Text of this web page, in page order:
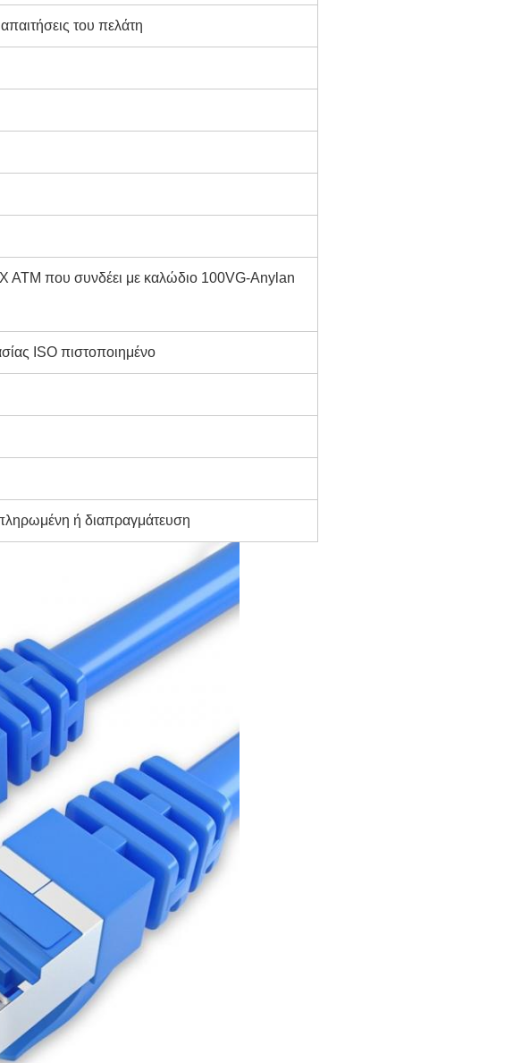
του πελάτη
ATM που συνδέει με καλώδιο 100VG-Anylan
ISO πιστοποιημένο
ή διαπραγμάτευση